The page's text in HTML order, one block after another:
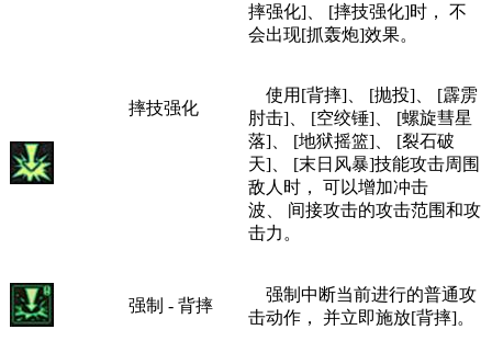
摔强化]、 [摔技强化]时， 不
会出现[抓轰炮]效果。
摔技强化
使用[背摔]、 [抛投]、 [霹雳
肘击]、 [空绞锤]、 [螺旋彗星
落]、 [地狱摇篮]、 [裂石破
天]、 [末日风暴]技能攻击周围
敌人时， 可以增加冲击
波、 间接攻击的攻击范围和攻
击力。
强制 - 背摔
强制中断当前进行的普通攻
击动作， 并立即施放[背摔]。